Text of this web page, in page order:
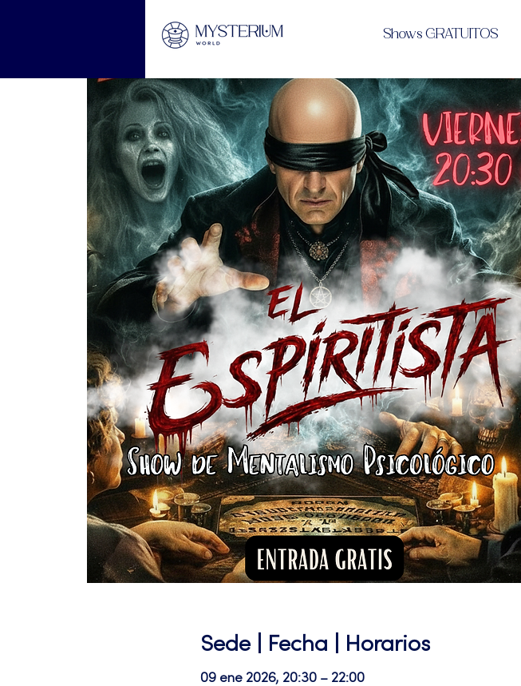
Shows GRATUITOS
Sede | Fecha | Horarios
09 ene 2026, 20:30 – 22:00